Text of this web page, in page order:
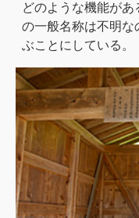
どのような機能が
の一般名称は不明な
ぶことにしている。